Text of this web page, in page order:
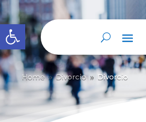
Abrir barra de herramientas
Home 9 Divorcio 9 Divorcio